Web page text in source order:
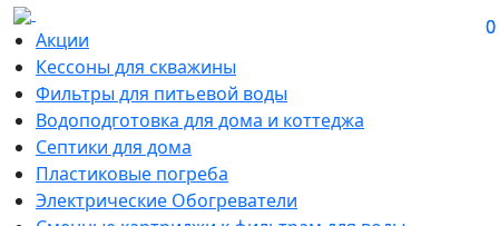
0
0
Акции
Кессоны для скважины
Фильтры для питьевой воды
Водоподготовка для дома и коттеджа
Септики для дома
Пластиковые погреба
Электрические Обогреватели